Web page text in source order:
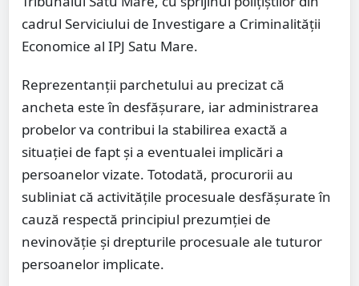
cadrul Serviciului de Investigare a Criminalității
Economice al IPJ Satu Mare.
Reprezentanții parchetului au precizat că
ancheta este în desfășurare, iar administrarea
probelor va contribui la stabilirea exactă a
situației de fapt și a eventualei implicări a
persoanelor vizate. Totodată, procurorii au
subliniat că activitățile procesuale desfășurate în
cauză respectă principiul prezumției de
nevinovăție și drepturile procesuale ale tuturor
persoanelor implicate.